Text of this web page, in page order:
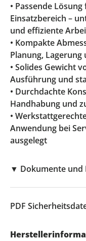
• Passende
Einsatzbereich –
und effiziente
• Kompakte
Planung,
• Solides Gewicht
Ausführung und
• Durchdachte
Handhabung und
•
Anwendung bei
ausgelegt
▼ Dokumente und
PDF